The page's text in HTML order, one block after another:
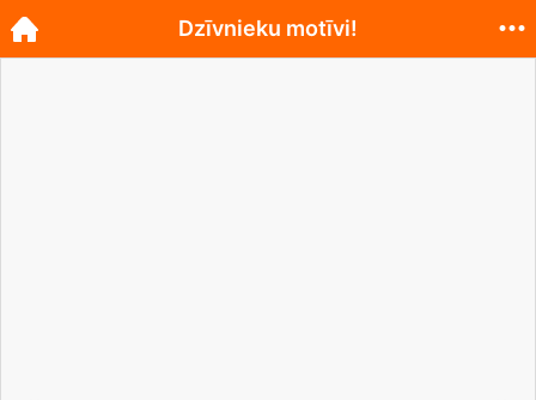
Dzīvnieku motīvi!